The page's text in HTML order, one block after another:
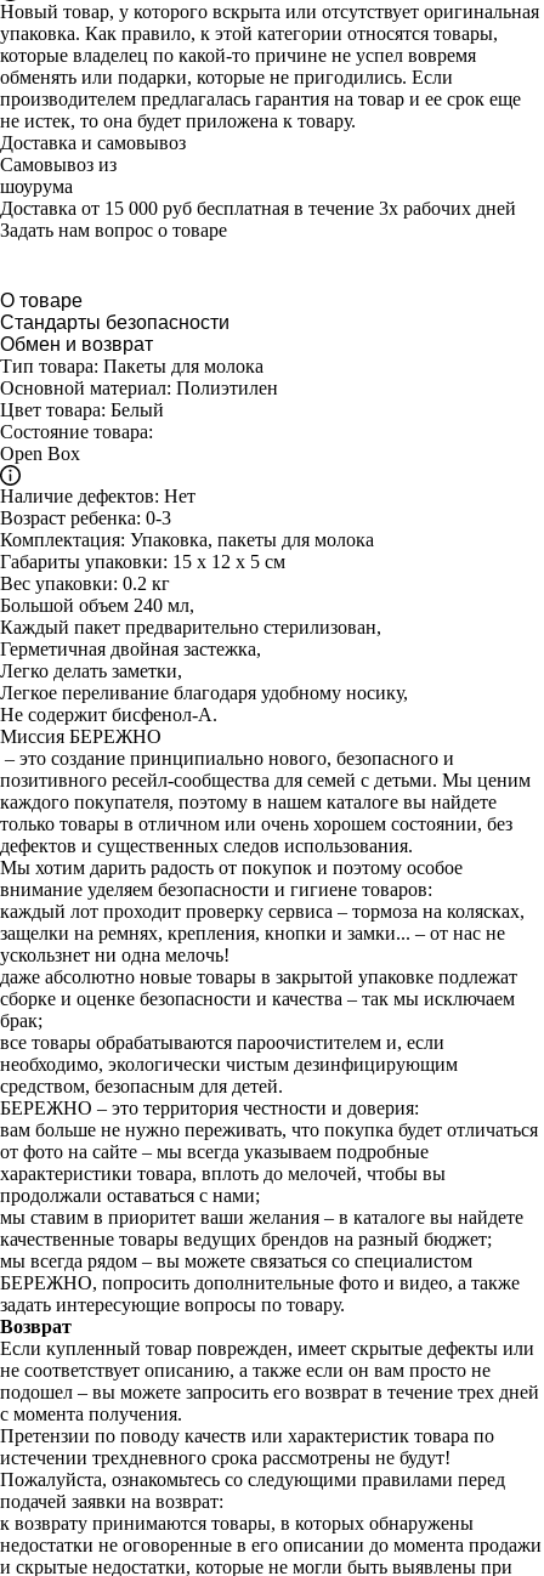
Новый товар, у которого вскрыта или отсутствует оригинальная
упаковка. Как правило, к этой категории относятся товары,
которые владелец по какой-то причине не успел вовремя
обменять или подарки, которые не пригодились. Если
производителем предлагалась гарантия на товар и ее срок еще
не истек, то она будет приложена к товару.
Доставка и самовывоз
Самовывоз из
шоурума
Доставка от 15 000 руб бесплатная в течение 3х рабочих дней
Задать нам вопрос о товаре
О товаре
Стандарты безопасности
Обмен и возврат
Тип товара: Пакеты для молока
Основной материал: Полиэтилен
Цвет товара: Белый
Состояние товара:
Open Box
Наличие дефектов: Нет
Возраст ребенка: 0-3
Комплектация: Упаковка, пакеты для молока
Габариты упаковки: 15 х 12 х 5 см
Вес упаковки: 0.2 кг
Большой объем 240 мл,
Каждый пакет предварительно стерилизован,
Герметичная двойная застежка,
Легко делать заметки,
Легкое переливание благодаря удобному носику,
Не содержит бисфенол-А.
Миссия БЕРЕЖНО
– это создание принципиально нового, безопасного и
позитивного ресейл-сообщества для семей с детьми. Мы ценим
каждого покупателя, поэтому в нашем каталоге вы найдете
только товары в отличном или очень хорошем состоянии, без
дефектов и существенных следов использования.
Мы хотим дарить радость от покупок и поэтому особое
внимание уделяем безопасности и гигиене товаров:
каждый лот проходит проверку сервиса – тормоза на колясках,
защелки на ремнях, крепления, кнопки и замки... – от нас не
ускользнет ни одна мелочь!
даже абсолютно новые товары в закрытой упаковке подлежат
сборке и оценке безопасности и качества – так мы исключаем
брак;
все товары обрабатываются пароочистителем и, если
необходимо, экологически чистым дезинфицирующим
средством, безопасным для детей.
БЕРЕЖНО – это территория честности и доверия:
вам больше не нужно переживать, что покупка будет отличаться
от фото на сайте – мы всегда указываем подробные
характеристики товара, вплоть до мелочей, чтобы вы
продолжали оставаться с нами;
мы ставим в приоритет ваши желания – в каталоге вы найдете
качественные товары ведущих брендов на разный бюджет;
мы всегда рядом – вы можете связаться со специалистом
БЕРЕЖНО, попросить дополнительные фото и видео, а также
задать интересующие вопросы по товару.
Возврат
Если купленный товар поврежден, имеет скрытые дефекты или
не соответствует описанию, а также если он вам просто не
подошел – вы можете запросить его возврат в течение трех дней
с момента получения.
Претензии по поводу качеств или характеристик товара по
истечении трехдневного срока рассмотрены не будут!
Пожалуйста, ознакомьтесь со следующими правилами перед
подачей заявки на возврат:
к возврату принимаются товары, в которых обнаружены
недостатки не оговоренные в его описании до момента продажи
и скрытые недостатки, которые не могли быть выявлены при